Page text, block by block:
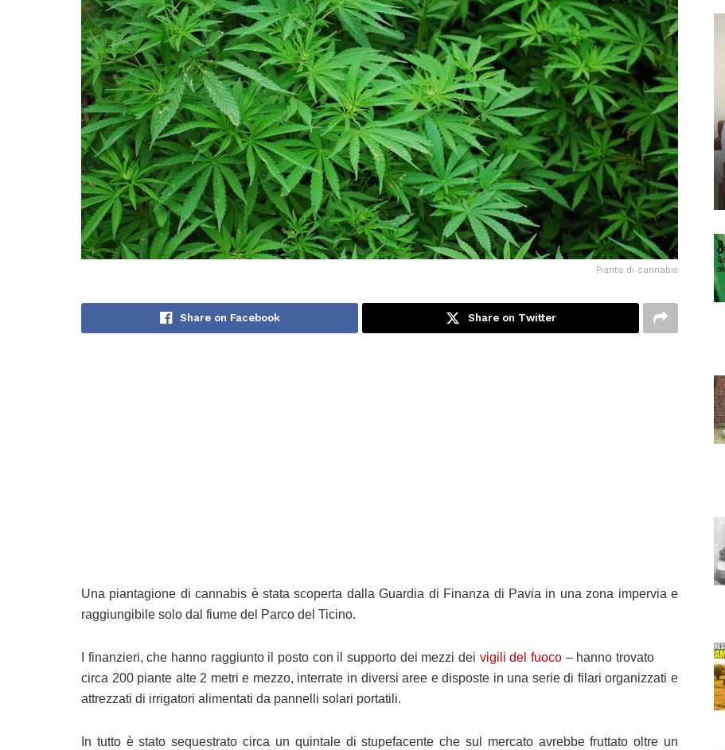
Pianta di cannabis
Share on Facebook Share on Twitter
Una piantagione di cannabis è stata scoperta dalla Guardia di Finanza di Pavia in una zona impervia e
raggiungibile solo dal fiume del Parco del Ticino.
I finanzieri, che hanno raggiunto il posto con il supporto dei mezzi dei vigili del fuoco – hanno trovato
circa 200 piante alte 2 metri e mezzo, interrate in diversi aree e disposte in una serie di filari organizzati e
attrezzati di irrigatori alimentati da pannelli solari portatili.
In tutto è stato sequestrato circa un quintale di stupefacente che sul mercato avrebbe fruttato oltre un